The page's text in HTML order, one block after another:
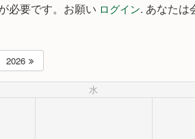
必要です。お願い ログイン. あなたは
2026
水